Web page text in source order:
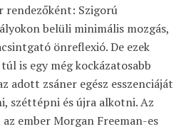
rendezőként: Szigorú
belüli minimális mozgás,
önreflexió. De ezek
is egy még kockázatosabb
adott zsáner egész esszenciáját
széttépni és újra alkotni. Az
ember Morgan Freeman-es